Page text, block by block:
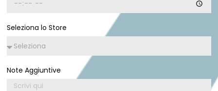
Seleziona lo Store
Note Aggiuntive